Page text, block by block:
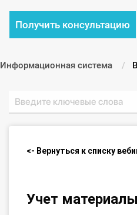
Получить консультацию
Информационная система
<- Вернуться к списку
Учет